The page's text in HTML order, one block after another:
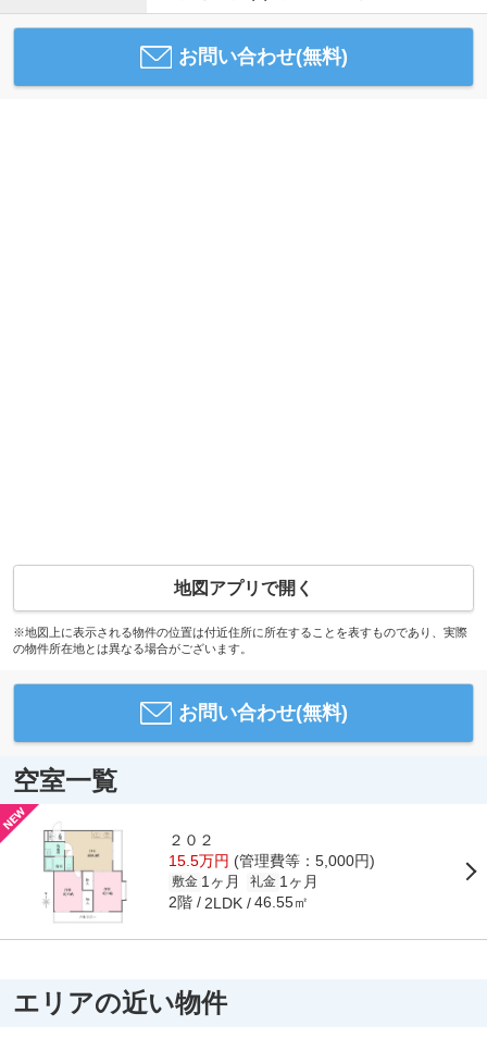
お問い合わせ(無料)
地図アプリで開く
※地図上に表示される物件の位置は付近住所に所在することを表すものであり、実際
の物件所在地とは異なる場合がございます。
お問い合わせ(無料)
空室一覧
２０２
15.5万円 (管理費等：5,000円)
敷金 1ヶ月 礼金 1ヶ月
2階 2LDK 46.55㎡
エリアの近い物件